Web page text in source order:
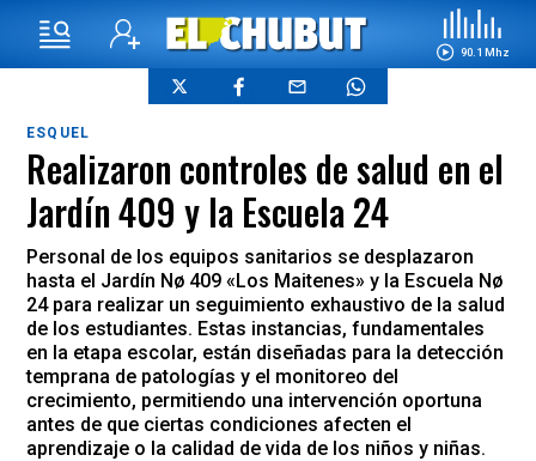
90.1 Mhz
ESQUEL
Realizaron controles de salud en el
Jardín 409 y la Escuela 24
Personal de los equipos sanitarios se desplazaron
hasta el Jardín Nø 409 «Los Maitenes» y la Escuela Nø
24 para realizar un seguimiento exhaustivo de la salud
de los estudiantes. Estas instancias, fundamentales
en la etapa escolar, están diseñadas para la detección
temprana de patologías y el monitoreo del
crecimiento, permitiendo una intervención oportuna
antes de que ciertas condiciones afecten el
aprendizaje o la calidad de vida de los niños y niñas.